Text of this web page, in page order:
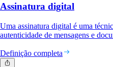
Assinatura digital
Uma assinatura digital é uma
autenticidade de mensagens e
Definição completa